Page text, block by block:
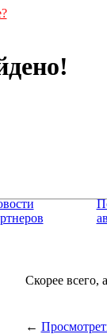
Скорее всего,
←